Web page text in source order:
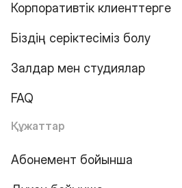
Корпоративтік клиенттерге
Біздің серіктесіміз болу
Залдар мен студиялар
FAQ
Құжаттар
Абонемент бойынша